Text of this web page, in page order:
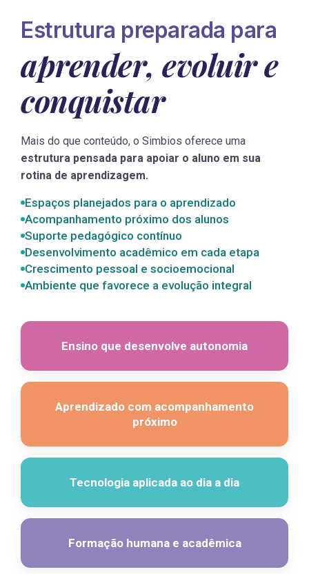
Estrutura preparada para
aprender, evoluir e
conquistar
Mais do que conteúdo, o Simbios oferece uma
estrutura pensada para apoiar o aluno em sua
rotina de aprendizagem.
Espaços planejados para o aprendizado
Acompanhamento próximo dos alunos
Suporte pedagógico contínuo
Desenvolvimento acadêmico em cada etapa
Crescimento pessoal e socioemocional
Ambiente que favorece a evolução integral
Ensino que desenvolve autonomia
Aprendizado com acompanhamento
próximo
Tecnologia aplicada ao dia a dia
Formação humana e acadêmica